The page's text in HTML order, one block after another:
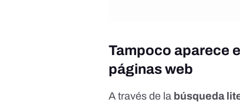
Tampoco aparece
páginas web
A través de la búsqueda